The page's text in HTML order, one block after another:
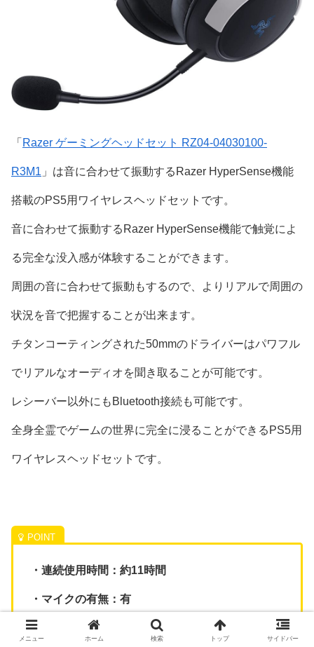
「 Razer ゲーミングヘッドセット RZ04-04030100-
R3M1 」は音に合わせて振動するRazer HyperSense機能
搭載のPS5用ワイヤレスヘッドセットです。
音に合わせて振動するRazer HyperSense機能で触覚によ
る完全な没入感が体験することができます。
周囲の音に合わせて振動もするので、よりリアルで周囲の
状況を音で把握することが出来ます。
チタンコーティングされた50mmのドライバーはパワフル
でリアルなオーディオを聞き取ることが可能です。
レシーバー以外にもBluetooth接続も可能です。
全身全霊でゲームの世界に完全に浸ることができるPS5用
ワイヤレスヘッドセットです。
・連続使用時間：約11時間
・マイクの有無：有
・重量：342g
メニュー ホーム 検索 トップ サイドバー